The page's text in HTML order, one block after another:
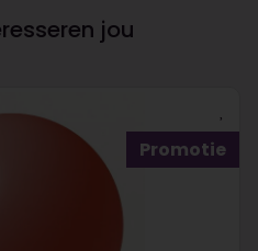
jou
Promotie